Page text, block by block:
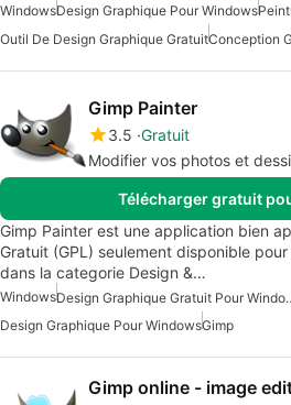
WindowsDesign Graphique Pour Windows
Outil De Design Graphique Gratuit
Gimp Painter
3.5 Gratuit
Modifier vos photos et
Télécharger gratuit
Gimp Painter est une application bien
Gratuit (GPL) seulement disponible
dans la categorie Design &…
Windows
Design
Design Graphique Pour WindowsGimp
Gimp online - image